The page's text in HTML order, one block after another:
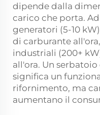
dipende dalla
carico che porta.
generatori (5-10
di carburante
industriali (200+
all'ora. Un
significa un
rifornimento, ma
aumentano il